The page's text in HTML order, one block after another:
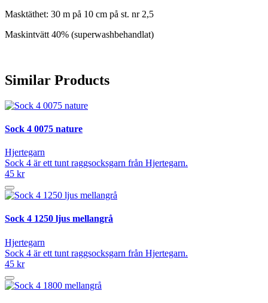
Masktäthet: 30 m på 10 cm på st. nr 2,5
Maskintvätt 40% (superwashbehandlat)
Similar Products
Sock 4 0075 nature
Hjertegarn
Sock 4 är ett tunt raggsocksgarn från Hjertegarn.
45 kr
Sock 4 1250 ljus mellangrå
Hjertegarn
Sock 4 är ett tunt raggsocksgarn från Hjertegarn.
45 kr